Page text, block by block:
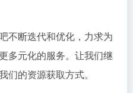
不断迭代和优化，力求为
多元化的服务。让我们继
们的资源获取方式。